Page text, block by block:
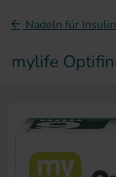
Nadeln für
mylife